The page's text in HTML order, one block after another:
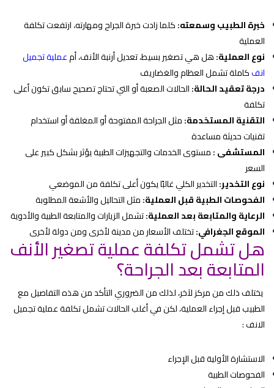
خبرة الطبيب وسمعته:كلما زادت خبرة الجراح ومهارته، ارتفعت تكلفة
العملية
نوع العملية:هل هي تصغير بسيط، تعديل أرنبة الأنف، أمعملية تجميل
انفكاملة تشمل العظام والغضاريف
درجة تعقيد الحالة:الحالات الصعبة أو التي تحتاج تصحيح سابق تكون أعلى
تكلفة
التقنية المستخدمة:مثل الجراحة المفتوحة أو المغلقة أو استخدام
تقنيات حديثة مساعدة
المستشفى :مستوى الخدمات والتجهيزات الطبية يؤثر بشكل كبير على
السعر
نوع التخدير:التخدير الكلي غالبًا يكون أعلى تكلفة من الموضعي
الفحوصات الطبية قبل العملية:مثل التحاليل والأشعة المطلوبة
الرعاية والمتابعة بعد العملية:تشمل الزيارات والمتابعة الطبية والأدوية
الموقع الجغرافي:تختلف الأسعار من مدينة لأخرى ومن دولة لأخرى
هل تشمل تكلفة عملية تصغير الأنف
المتابعة بعد الجراحة؟
يختلف ذلك من مركز لآخر، لذلك من الضروري التأكد من هذه التفاصيل مع
الطبيب قبل إجراء العملية، لكن في أغلب الحالات تشمل تكلفة عملية تجميل
الانف :
الاستشارة الأولية قبل الإجراء
الفحوصات الطبية